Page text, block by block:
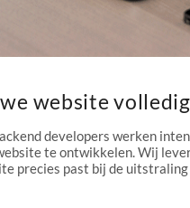
website
developers werken
te ontwikkelen. Wij
precies past bij de